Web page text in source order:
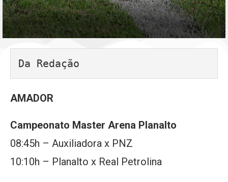
Da Redação
AMADOR
Campeonato Master Arena Planalto
08:45h – Auxiliadora x PNZ
10:10h – Planalto x Real Petrolina